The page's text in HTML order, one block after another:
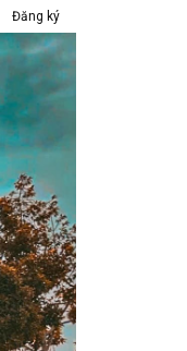
Đăng ký